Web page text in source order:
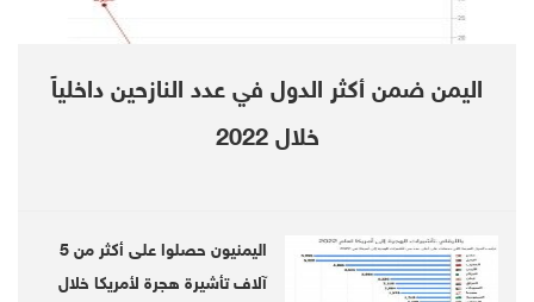
that broke out after the Iranian-backed
recognized government late in 2014.
The conflict escalated after a Saudi-led
March 2015 to reinstate the government of
President Hadi.
اليمن ضمن أكثر الدول في عدد النازحين داخلياً
خلال 2022
اليمنيون حصلوا على أكثر من 5
آلاف تأشيرة هجرة لأمريكا خلال